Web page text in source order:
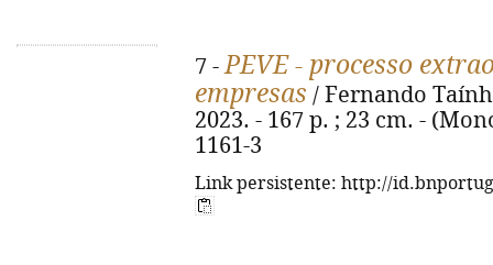
7 -PEVE - processo
empresas / Fernando
2023. - 167 p. ; 23 cm. -
1161-3
Link persistente: http://